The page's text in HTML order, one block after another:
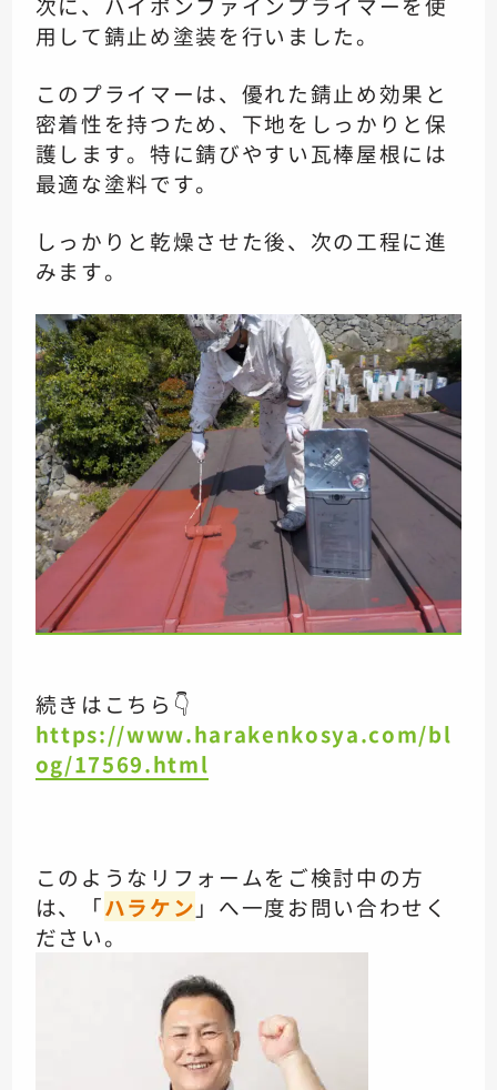
用して錆止め塗装を行いました。
このプライマーは、優れた錆止め効果と
密着性を持つため、下地をしっかりと保
護します。特に錆びやすい瓦棒屋根には
最適な塗料です。
しっかりと乾燥させた後、次の工程に進
みます。
続きはこちら👇
https://www.harakenkosya.com/bl
og/17569.html
このようなリフォームをご検討中の方
は、「ハラケン 」へ一度お問い合わせく
ださい。